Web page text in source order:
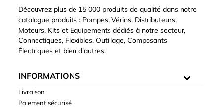
Découvrez plus de 15 000 produits de qualité dans notre
catalogue produits : Pompes, Vérins, Distributeurs,
Moteurs, Kits et Equipements dédiés à notre secteur,
Connectiques, Flexibles, Outillage, Composants
Électriques et bien d'autres.
INFORMATIONS
Livraison
Paiement sécurisé